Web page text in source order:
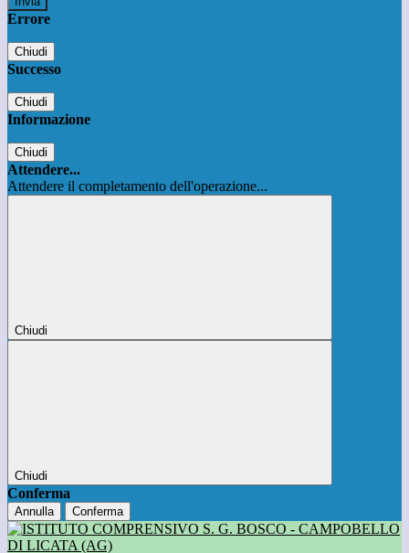
Errore
Chiudi
Successo
Chiudi
Informazione
Chiudi
Attendere...
Attendere il completamento dell'operazione...
Chiudi
Chiudi
Conferma
Annulla Conferma